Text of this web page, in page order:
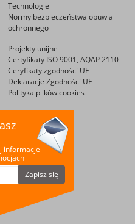
Technologie
Normy bezpieczeństwa obuwia
ochronnego
Projekty unijne
Certyfikaty ISO 9001, AQAP 2110
Ceryfikaty zgodności UE
Deklaracje Zgodności UE
Polityka plików cookies
informacje
Zapisz się